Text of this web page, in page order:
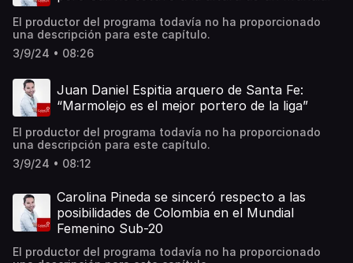
El productor del programa todavía no ha proporcionado
una descripción para este capítulo.
3/9/24 • 08:26
Juan Daniel Espitia arquero de Santa Fe:
“Marmolejo es el mejor portero de la liga”
El productor del programa todavía no ha proporcionado
una descripción para este capítulo.
3/9/24 • 08:12
Carolina Pineda se sinceró respecto a las
posibilidades de Colombia en el Mundial
Femenino Sub-20
El productor del programa todavía no ha proporcionado